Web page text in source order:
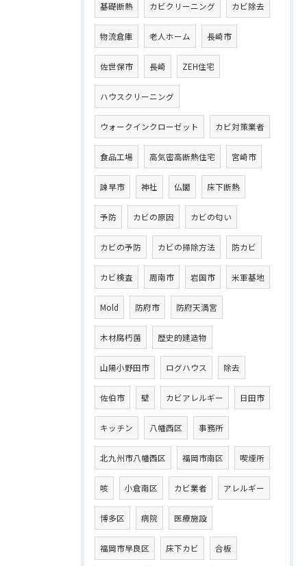
基礎断熱 カビクリーニング カビ除去
物流倉庫 老人ホーム 長崎市
佐世保市 長崎 ZEH住宅
ハウスクリーニング
ウォークインクローゼット カビ対策業者
食品工場 高気密高断熱住宅 宮崎市
諫早市 神社 仏閣 床下断熱
予防 カビの原因 カビの匂い
カビの予防 カビの掃除方法 防カビ
カビ検査 周南市 岩国市 米軍基地
Mold 防府市 防府天満宮
木材腐朽菌 歴史的建造物
山陽小野田市 ログハウス 除去
佐伯市 壁 カビアレルギー 日田市
キッチン 八幡西区 事務所
北九州市八幡西区 福岡市南区 喫煙所
咳 小倉南区 カビ業者 アレルギー
博多区 病院 医療施設
福岡市早良区 床下カビ 合板